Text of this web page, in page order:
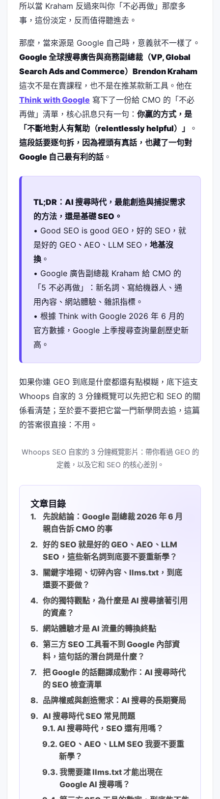
所以當 Kraham 反過來叫你「不必再做」那麼多
事，這份淡定，反而值得聽進去。
那麼，當來源是 Google 自己時，意義就不一樣了。
Google 全球搜尋廣告與商務副總裁（VP, Global
Search Ads and Commerce）Brendon Kraham
這次不是在賣課程，也不是在推某款新工具。他在
Think with Google 寫下了一份給 CMO 的「不必
再做」清單，核心訊息只有一句： 你贏的方式，是
「不斷地對人有幫助（relentlessly helpful）」
。
這段話要逐句拆，因為裡頭有真話，也藏了一句對
Google 自己最有利的話 。
TL;DR：AI 搜尋時代，最能創造與捕捉需求
的方法，還是基礎 SEO。
• Good SEO is good GEO，好的 SEO，就
是好的 GEO、AEO、LLM SEO， 地基沒
換 。
• Google 廣告副總裁 Kraham 給 CMO 的
「5 不必再做」：新名詞、寫給機器人、通
用內容、網站體驗、雜訊指標。
• 根據 Think with Google 2026 年 6 月的
官方數據，Google 上季搜尋查詢量創歷史新
高。
如果你連 GEO 到底是什麼都還有點模糊，底下這支
Whoops 自家的 3 分鐘概覽可以先把它和 SEO 的關
係看清楚；至於要不要把它當一門新學問去追，這篇
的答案很直接：不用。
Whoops SEO 自家的 3 分鐘概覽影片：帶你看過 GEO 的
定義，以及它和 SEO 的核心差別。
文章目錄
先說結論：Google 副總裁 2026 年 6 月
親自告訴 CMO 的事
好的 SEO 就是好的 GEO、AEO、LLM
SEO，這些新名詞到底要不要重新學？
關鍵字堆砌、切碎內容、llms.txt，到底
還要不要做？
你的獨特觀點，為什麼是 AI 搜尋搶著引用
的資產？
網站體驗才是 AI 流量的轉換終點
第三方 SEO 工具看不到 Google 內部資
料，這句話的潛台詞是什麼？
把 Google 的話翻譯成動作：AI 搜尋時代
的 SEO 檢查清單
品牌權威與創造需求：AI 搜尋的長期賽局
AI 搜尋時代 SEO 常見問題
AI 搜尋時代，SEO 還有用嗎？
GEO、AEO、LLM SEO 我要不要重
新學？
我需要建 llms.txt 才能出現在
Google AI 搜尋嗎？